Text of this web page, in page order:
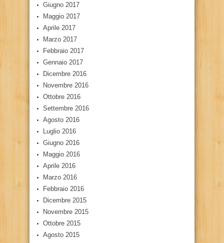
Giugno 2017
Maggio 2017
Aprile 2017
Marzo 2017
Febbraio 2017
Gennaio 2017
Dicembre 2016
Novembre 2016
Ottobre 2016
Settembre 2016
Agosto 2016
Luglio 2016
Giugno 2016
Maggio 2016
Aprile 2016
Marzo 2016
Febbraio 2016
Dicembre 2015
Novembre 2015
Ottobre 2015
Agosto 2015